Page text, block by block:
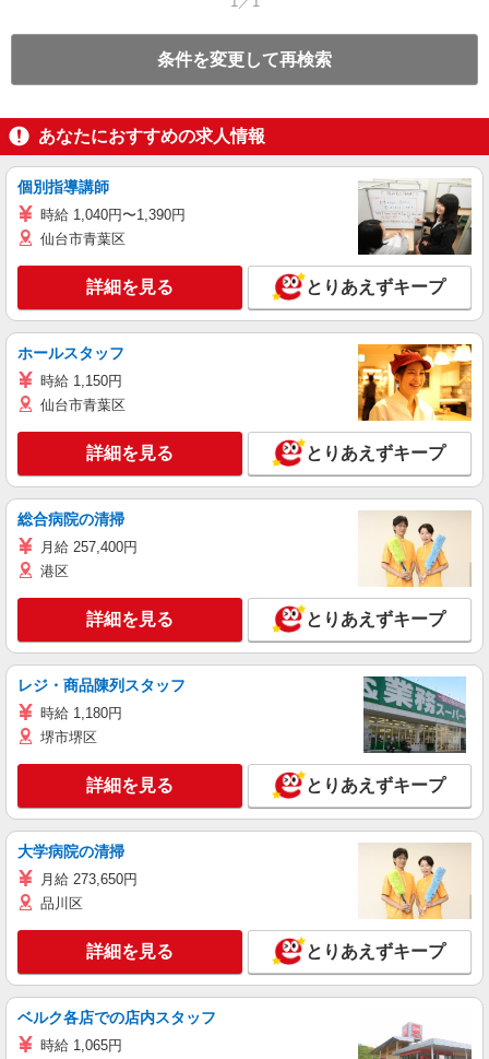
条件を変更して再検索
あなたにおすすめの求人情報
個別指導講師
時給 1,040円〜1,390円
仙台市青葉区
詳細を見る とりあえずキープ
ホールスタッフ
時給 1,150円
仙台市青葉区
詳細を見る とりあえずキープ
総合病院の清掃
月給 257,400円
港区
詳細を見る とりあえずキープ
レジ・商品陳列スタッフ
時給 1,180円
堺市堺区
詳細を見る とりあえずキープ
大学病院の清掃
月給 273,650円
品川区
詳細を見る とりあえずキープ
ベルク各店での店内スタッフ
時給 1,065円